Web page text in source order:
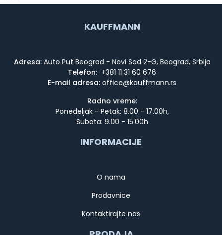
KAUFFMANN
Adresa:Auto Put Beograd - Novi Sad 2-G, Beograd, Srbija
Telefon: +381 11 31 60 676
E-mail adresa:
Radno vreme:
Ponedeljak - Petak: 8.00 - 17.00h,
Subota: 9.00 - 15.00h
INFORMACIJE
O nama
Prodavnice
Kontaktirajte nas